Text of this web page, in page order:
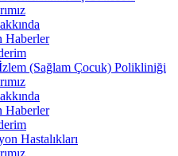
Haberler
(Sağlam Çocuk) Polikliniği
Haberler
Hastalıkları